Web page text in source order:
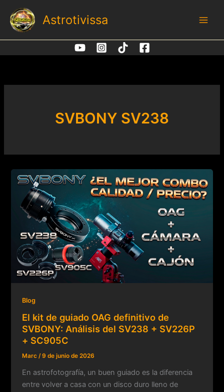
contenido
Astrotivissa
SVBONY SV238
Blog
El kit de guiado OAG definitivo de
SVBONY: Análisis del SV238 + SV226P
+ SC905C
Marc/9 de junio de 2026
En astrofotografía, un buen guiado es la diferencia
entre volver a casa con un disco duro lleno de